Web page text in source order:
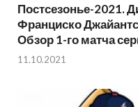
Постсезонье-2021.
Франциско
Обзор 1-го матча
11.10.2021